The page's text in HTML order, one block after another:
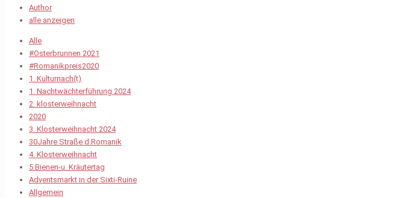
Author
alle anzeigen
Alle
#Osterbrunnen 2021
#Romanikpreis2020
1. Kulturnach(t)
1. Nachtwächterführung 2024
2. klosterweihnacht
2020
3. Klosterweihnacht 2024
30Jahre Straße d.Romanik
4. Klosterweihnacht
5.Bienen-u. Kräutertag
Adventsmarkt in der Sixti-Ruine
Allgemein